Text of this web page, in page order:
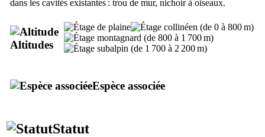
dans les cavités existantes : trou de mur, nichoir à oiseaux.
Altitudes
Espèce associée
Statut